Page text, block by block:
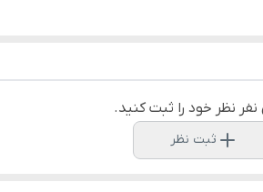
نفر نظر خود را ثبت کنید.
ثبت نظر